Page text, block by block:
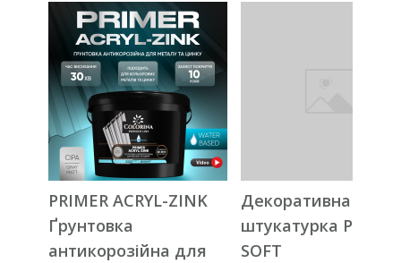
PRIMER ACRYL-ZINK
Ґрунтовка
антикорозійна для
Декоративна
штукатурка PIETRA
SOFT